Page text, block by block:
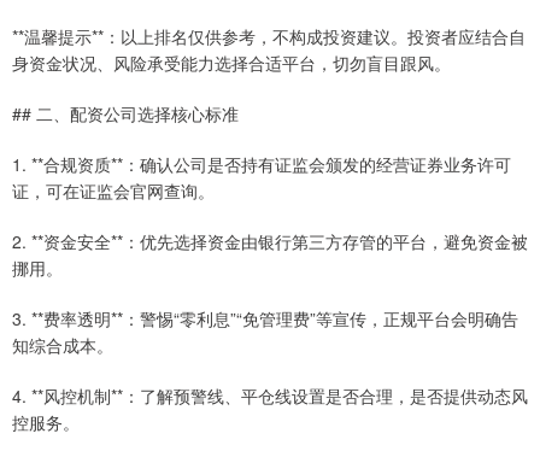
**温馨提示**：以上排名仅供参考，不构成投资建议。投资者应结合自
身资金状况、风险承受能力选择合适平台，切勿盲目跟风。
## 二、配资公司选择核心标准
1. **合规资质**：确认公司是否持有证监会颁发的经营证券业务许可
证，可在证监会官网查询。
2. **资金安全**：优先选择资金由银行第三方存管的平台，避免资金被
挪用。
3. **费率透明**：警惕“零利息”“免管理费”等宣传，正规平台会明确告
知综合成本。
4. **风控机制**：了解预警线、平仓线设置是否合理，是否提供动态风
控服务。